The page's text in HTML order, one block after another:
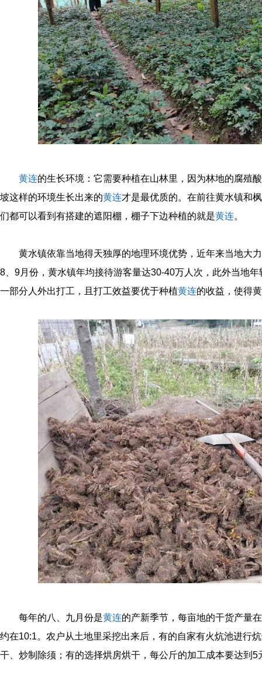
黄连的生长环境：它需要种植在山林里，因为林地的腐殖
坡这样的环境生长出来的黄连才是最优质的。在前往黄水镇和
们都可以看到有搭建的遮阳棚，棚子下边种植的就是黄连。
黄水镇依靠当地得天独厚的地理环境优势，近年来当地大
8、9月份，黄水镇年均接待游客量达30-40万人次，此外当地年
一部分人外出打工，且打工效益要优于种植黄连的收益，使得
每年的八、九月份是黄连的产新季节，每亩地的干货产量
约在10:1。农户从土地里采挖出来后，有的自家有火炕池进行
干、炒制除须；有的选择烘房烘干，每公斤的加工成本要达到5